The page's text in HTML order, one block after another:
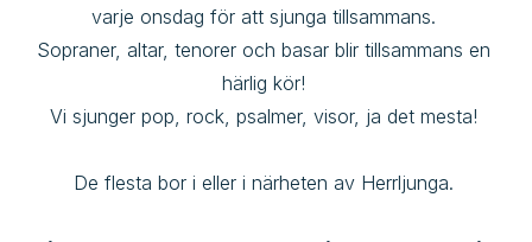
varje onsdag för att sjunga tillsammans.
Sopraner, altar, tenorer och basar blir tillsammans en
härlig kör!
Vi sjunger pop, rock, psalmer, visor, ja det mesta!
De flesta bor i eller i närheten av Herrljunga.